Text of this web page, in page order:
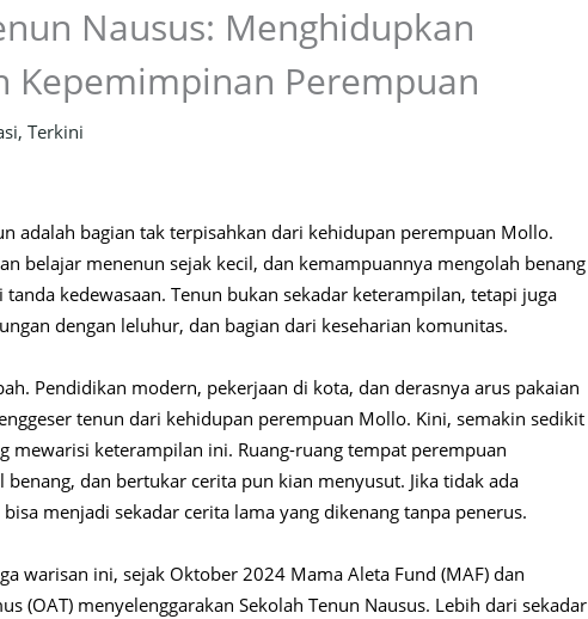
Nausus: Menghidupkan
Kepemimpinan Perempuan
,Terkini
adalah bagian tak terpisahkan dari kehidupan perempuan Mollo.
belajar menenun sejak kecil, dan kemampuannya mengolah benang
kedewasaan. Tenun bukan sekadar keterampilan, tetapi juga
dengan leluhur, dan bagian dari keseharian komunitas.
Pendidikan modern, pekerjaan di kota, dan derasnya arus pakaian
tenun dari kehidupan perempuan Mollo. Kini, semakin sedikit
mewarisi keterampilan ini. Ruang-ruang tempat perempuan
dan bertukar cerita pun kian menyusut. Jika tidak ada
menjadi sekadar cerita lama yang dikenang tanpa penerus.
warisan ini, sejak Oktober 2024 Mama Aleta Fund (MAF) dan
(OAT) menyelenggarakan Sekolah Tenun Nausus. Lebih dari sekadar